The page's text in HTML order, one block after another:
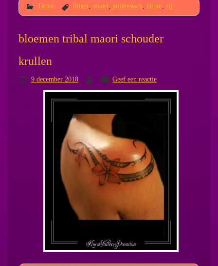
Tattoo lijnen maori polinesisch tattoo, zij
bloemen tribal maori schouder
krullen
9 december 2018 Geef een reactie